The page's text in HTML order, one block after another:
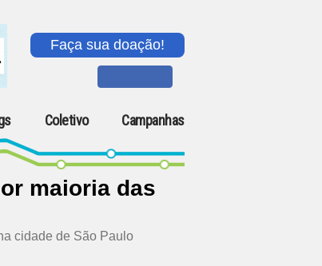
Faça sua doação!
Coletivo Campanhas
maioria das
cidade de São Paulo